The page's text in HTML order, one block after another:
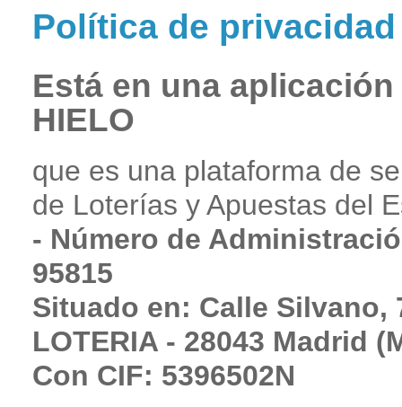
Política de privacidad
Está en una
HIELO
que es una plataforma de
de Loterías y Apuestas del
- Número de
95815
Situado en: Calle Silvano,
LOTERIA - 28043 Madrid
Con CIF: 5396502N